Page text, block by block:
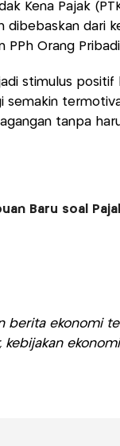
Kena Pajak
dibebaskan dari
PPh Orang
stimulus
semakin
tanpa
Baru soal
berita ekonomi